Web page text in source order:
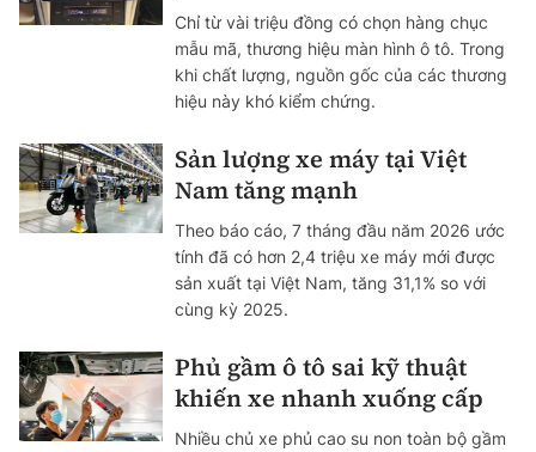
Chỉ từ vài triệu đồng có chọn hàng chục
mẫu mã, thương hiệu màn hình ô tô. Trong
khi chất lượng, nguồn gốc của các thương
hiệu này khó kiểm chứng.
Sản lượng xe máy tại Việt
Nam tăng mạnh
Theo báo cáo, 7 tháng đầu năm 2026 ước
tính đã có hơn 2,4 triệu xe máy mới được
sản xuất tại Việt Nam, tăng 31,1% so với
cùng kỳ 2025.
Phủ gầm ô tô sai kỹ thuật
khiến xe nhanh xuống cấp
Nhiều chủ xe phủ cao su non toàn bộ gầm